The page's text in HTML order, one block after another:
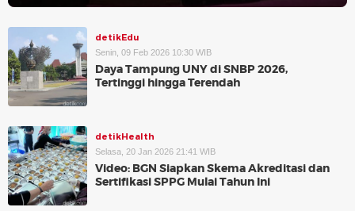
detikEdu
Senin, 09 Feb 2026 10:30 WIB
Daya Tampung UNY di SNBP 2026,
Tertinggi hingga Terendah
detikHealth
Selasa, 20 Jan 2026 21:41 WIB
Video: BGN Siapkan Skema Akreditasi dan
Sertifikasi SPPG Mulai Tahun Ini